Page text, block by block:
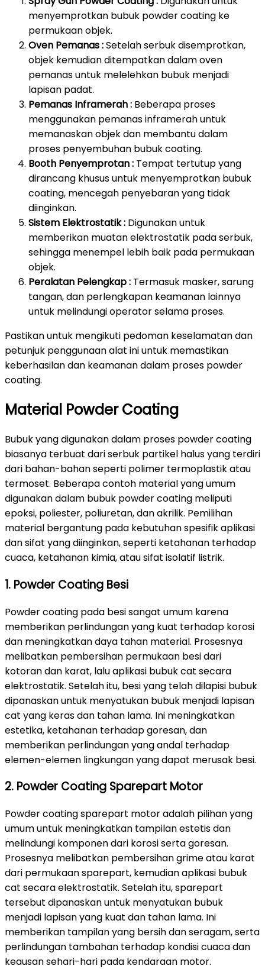
menyemprotkan bubuk powder coating ke
permukaan objek.
Oven Pemanas :Setelah serbuk disemprotkan,
objek kemudian ditempatkan dalam oven
pemanas untuk melelehkan bubuk menjadi
lapisan padat.
Pemanas Inframerah : Beberapa proses
menggunakan pemanas inframerah untuk
memanaskan objek dan membantu dalam
proses penyembuhan bubuk coating.
Booth Penyemprotan : Tempat tertutup yang
dirancang khusus untuk menyemprotkan bubuk
coating, mencegah penyebaran yang tidak
diinginkan.
Sistem Elektrostatik : Digunakan untuk
memberikan muatan elektrostatik pada serbuk,
sehingga menempel lebih baik pada permukaan
objek.
Peralatan Pelengkap : Termasuk masker, sarung
tangan, dan perlengkapan keamanan lainnya
untuk melindungi operator selama proses.
Pastikan untuk mengikuti pedoman keselamatan dan
petunjuk penggunaan alat ini untuk memastikan
keberhasilan dan keamanan dalam proses powder
coating.
Material Powder Coating
Bubuk yang digunakan dalam proses powder coating
biasanya terbuat dari serbuk partikel halus yang terdiri
dari bahan-bahan seperti polimer termoplastik atau
termoset. Beberapa contoh material yang umum
digunakan dalam bubuk powder coating meliputi
epoksi, poliester, poliuretan, dan akrilik. Pemilihan
material bergantung pada kebutuhan spesifik aplikasi
dan sifat yang diinginkan, seperti ketahanan terhadap
cuaca, ketahanan kimia, atau sifat isolatif listrik.
1. Powder Coating Besi
Powder coating pada besi sangat umum karena
memberikan perlindungan yang kuat terhadap korosi
dan meningkatkan daya tahan material. Prosesnya
melibatkan pembersihan permukaan besi dari
kotoran dan karat, lalu aplikasi bubuk cat secara
elektrostatik. Setelah itu, besi yang telah dilapisi bubuk
dipanaskan untuk menyatukan bubuk menjadi lapisan
cat yang keras dan tahan lama. Ini meningkatkan
estetika, ketahanan terhadap goresan, dan
memberikan perlindungan yang andal terhadap
elemen-elemen lingkungan yang dapat merusak besi.
2. Powder Coating Sparepart Motor
Powder coating sparepart motor adalah pilihan yang
umum untuk meningkatkan tampilan estetis dan
melindungi komponen dari korosi serta goresan.
Prosesnya melibatkan pembersihan grime atau karat
dari permukaan sparepart, kemudian aplikasi bubuk
cat secara elektrostatik. Setelah itu, sparepart
tersebut dipanaskan untuk menyatukan bubuk
menjadi lapisan yang kuat dan tahan lama. Ini
memberikan tampilan yang bersih dan seragam, serta
perlindungan tambahan terhadap kondisi cuaca dan
keausan sehari-hari pada kendaraan motor.